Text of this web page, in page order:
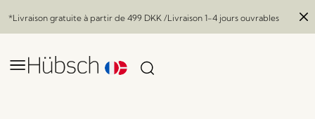
*Livraison gratuite à partir de 499 DKK /Livraison 1-4 jours ouvrables